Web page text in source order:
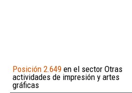
Posición 2.649 en el sector Otras
actividades de impresión y artes
gráficas